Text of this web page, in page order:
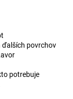
ďalších povrchov
potrebuje